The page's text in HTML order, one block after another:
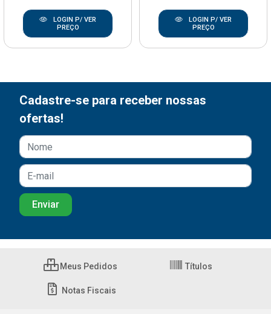
LOGIN P/ VER
PREÇO
LOGIN P/ VER
PREÇO
Cadastre-se para receber nossas
ofertas!
Meus Pedidos Títulos
Notas Fiscais